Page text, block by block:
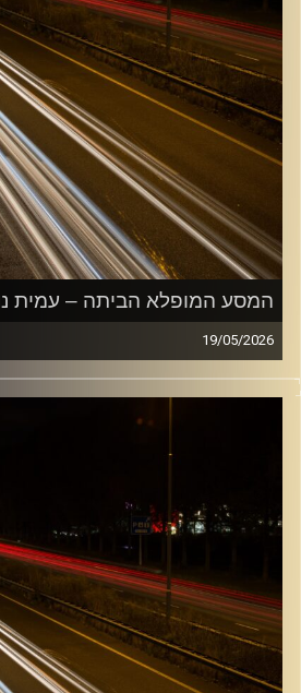
המסע המופלא הביתה – עמית
19/05/2026
מוזיקה שתלווה אותנו אחרי יום עבודה
הביתה בשלום עם עמית נוימן
קרדיט תמונות: